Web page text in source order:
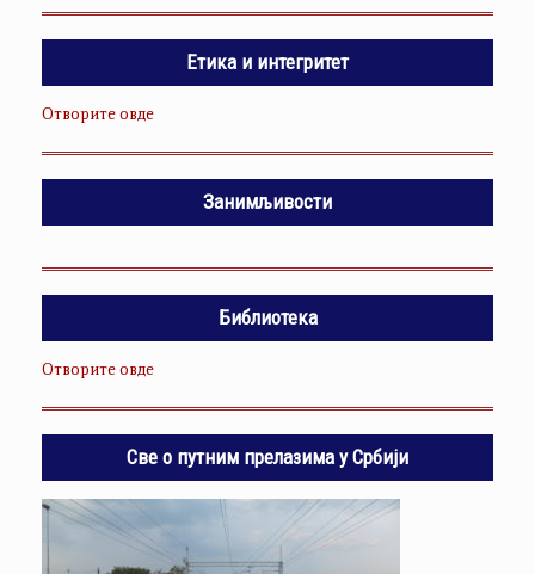
Етика и интегритет
Отворите овде
Занимљивости
Библиотека
Отворите овде
Све о путним прелазима у Србији